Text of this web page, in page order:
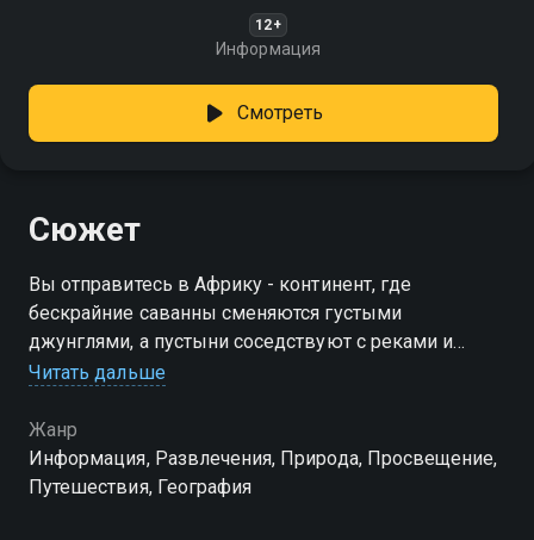
12+
Информация
Смотреть
Сюжет
Вы отправитесь в Африку - континент, где
бескрайние саванны сменяются густыми
джунглями, а пустыни соседствуют с реками и
озёрами. Какими природными богатствами славится
Читать дальше
Жанр
Информация, Развлечения, Природа, Просвещение,
Путешествия, География